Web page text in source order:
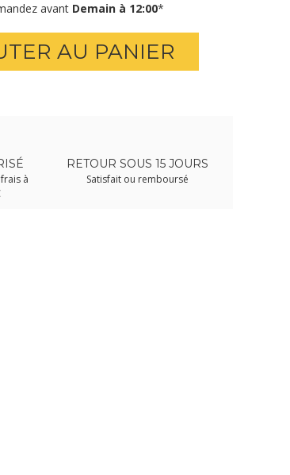
avant Demain à 12:00*
AU PANIER
à
RETOUR SOUS 15 JOURS
Satisfait ou remboursé